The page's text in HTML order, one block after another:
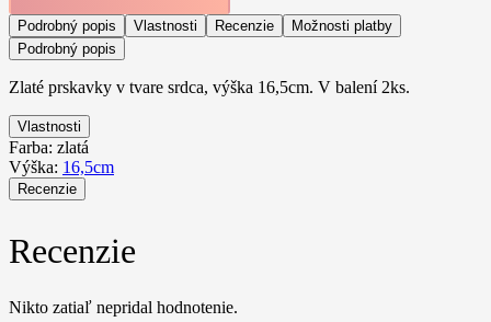
Podrobný popis Vlastnosti Recenzie
Možnosti platby
Podrobný popis
Zlaté prskavky v tvare srdca, výška 16,5cm. V balení 2ks.
Vlastnosti
Farba: zlatá
Výška: 16,5cm
Recenzie
Recenzie
Nikto zatiaľ nepridal hodnotenie.